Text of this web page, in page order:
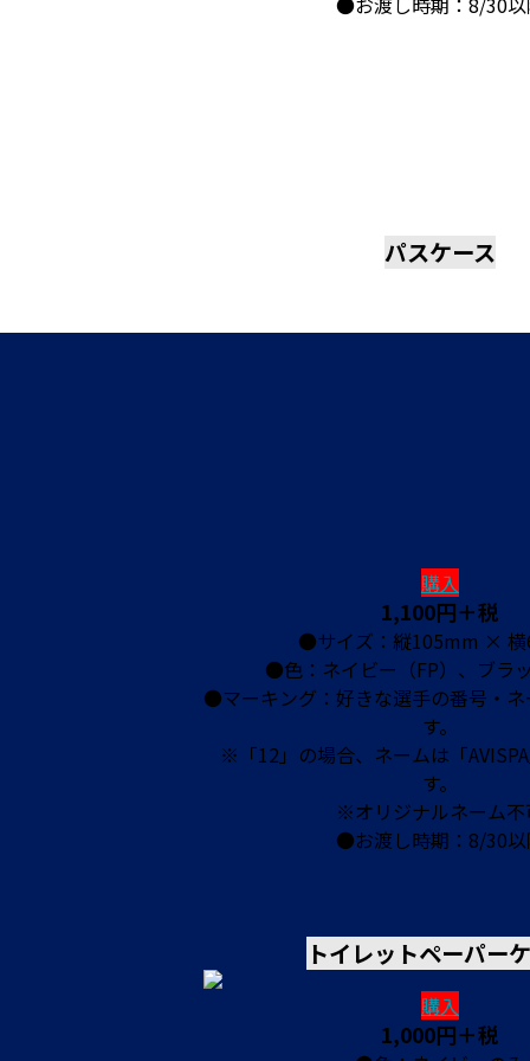
パスケース
購入
1,100円＋税
●サイズ：縦105mm ×
●色：ネイビー（FP）、ブラ
●マーキング：好きな選手の番号・
す。
※「12」の場合、ネームは「
す。
※オリジナルネーム不
●お渡し時期：8/30
トイレットペーパー
購入
1,000円＋税